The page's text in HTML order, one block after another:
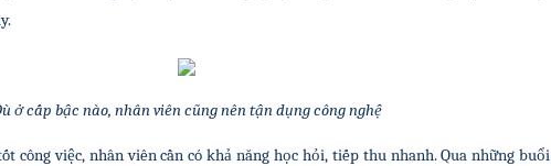
ở cấp bậc nào, nhân viên cũng nên tận dụng công nghệ
công việc, nhân viên cần có khả năng học hỏi, tiếp thu nhanh. Qua những buổi